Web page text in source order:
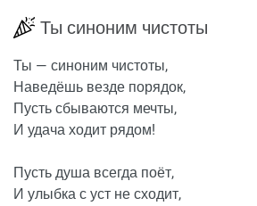
Ты синоним чистоты
Ты — синоним чистоты,
Наведёшь везде порядок,
Пусть сбываются мечты,
И удача ходит рядом!
Пусть душа всегда поёт,
И улыбка с уст не сходит,